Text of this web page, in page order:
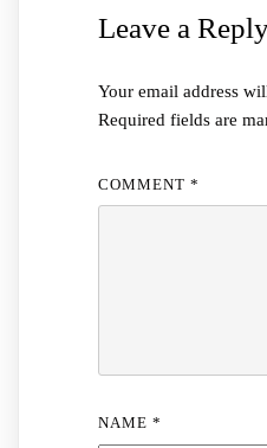
Leave a
Your email address
Required fields are
COMMENT *
NAME *